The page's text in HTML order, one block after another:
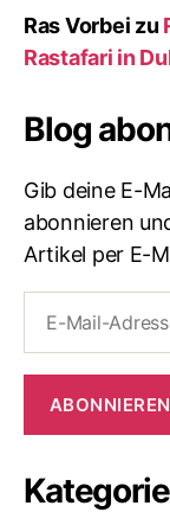
Ras Vorbei zu
Rastafari in
Blog
Gib deine E-
abonnieren
Artikel per E-
Mail-
ABONNIEREN